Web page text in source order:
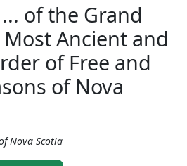
of the Grand
Ancient and
of Free and
of Nova
Nova Scotia